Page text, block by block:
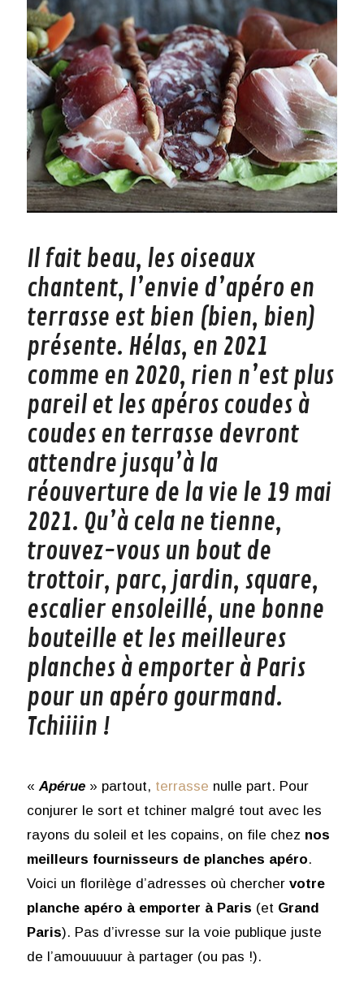
Il fait beau, les oiseaux
chantent, l’envie d’apéro en
terrasse est bien (bien, bien)
présente. Hélas, en 2021
comme en 2020, rien n’est plus
pareil et les apéros coudes à
coudes en terrasse devront
attendre jusqu’à la
réouverture de la vie le 19 mai
2021. Qu’à cela ne tienne,
trouvez-vous un bout de
trottoir, parc, jardin, square,
escalier ensoleillé, une bonne
bouteille et les meilleures
planches à emporter à Paris
pour un apéro gourmand.
Tchiiiin !
«Apérue» partout, terrasse nulle part. Pour
conjurer le sort et tchiner malgré tout avec les
rayons du soleil et les copains, on file chez nos
meilleurs fournisseurs de planches apéro.
Voici un florilège d’adresses où cherchervotre
planche apéro à emporter à Paris (et Grand
Paris). Pas d’ivresse sur la voie publique juste
de l’amouuuuur à partager (ou pas !).